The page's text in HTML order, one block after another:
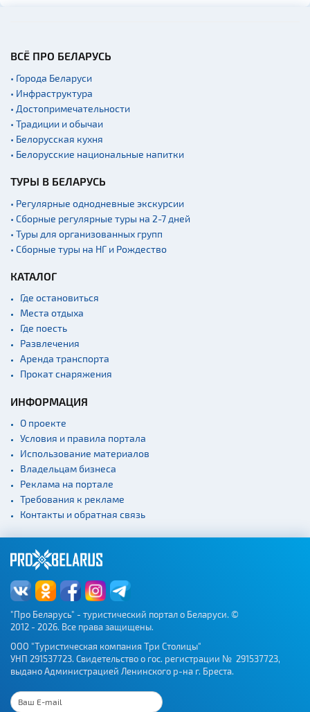
Аэропорты
Железнодорожные
вокзалы
ВСЁ ПРО БЕЛАРУСЬ
• Города Беларуси
• Инфраструктура
• Достопримечательности
• Традиции и обычаи
• Белорусская кухня
• Белорусские национальные напитки
ТУРЫ В БЕЛАРУСЬ
• Регулярные однодневные экскурсии
• Сборные регулярные туры на 2-7 дней
• Туры для организованных групп
• Сборные туры на НГ и Рождество
КАТАЛОГ
Где остановиться
Места отдыха
Где поесть
Развлечения
Аренда транспорта
Прокат снаряжения
ИНФОРМАЦИЯ
О проекте
Условия и правила портала
Использование материалов
Владельцам бизнеса
Реклама на портале
Требования к рекламе
Контакты и обратная связь
"Про Беларусь" - туристический портал о Беларуси. ©
2012 - 2026. Все права защищены.
ООО "Туристическая компания Три Столицы"
УНП 291537723. Свидетельство о гос. регистрации № 291537723,
выдано Администрацией Ленинского р-на г. Бреста.